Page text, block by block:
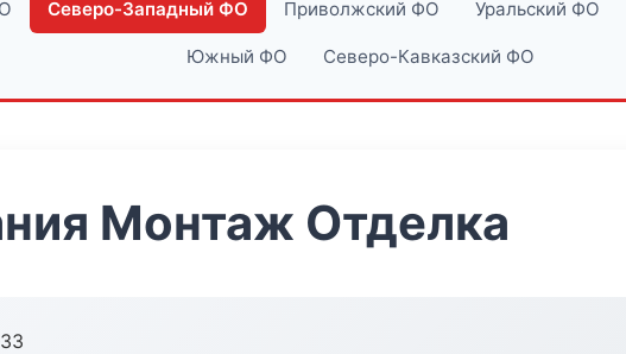
Северо-Западный ФО Приволжский ФО Уральский ФО
Южный ФО Северо-Кавказский ФО
Монтаж Отделка